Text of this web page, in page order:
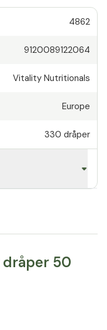
4862
9120089122064
Vitality Nutritionals
Europe
330 dråper
dråper 50